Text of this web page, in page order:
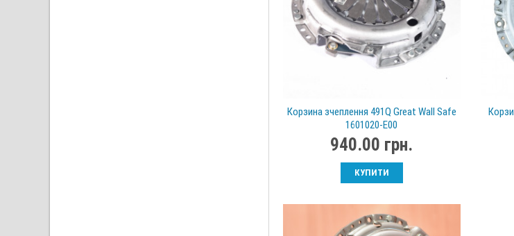
Корзина зчеплення 491Q Great Wall Safe
1601020-E00
940.00 грн.
КУПИТИ